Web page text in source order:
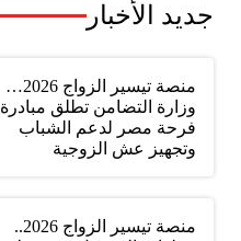
جديد الأخبار
منصة تيسير الزواج 2026…
وزارة التضامن تطلق مبادرة
فرحة مصر لدعم الشباب
وتجهيز عش الزوجية
منصة تيسير الزواج 2026..